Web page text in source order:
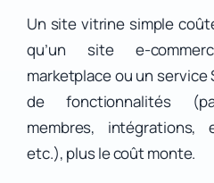
Un site vitrine simple
qu’un site e-
marketplace ou un service
de fonctionnalités
membres, intégrations,
etc.), plus le coût monte.